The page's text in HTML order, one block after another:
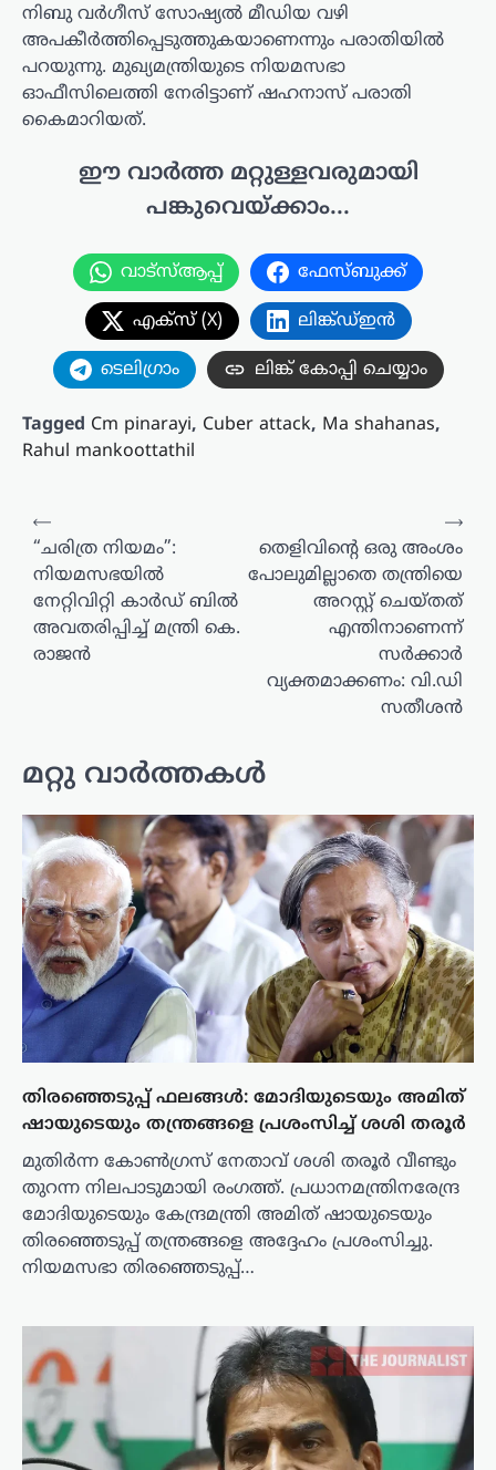
നിബു വർഗീസ് സോഷ്യൽ മീഡിയ വഴി
അപകീർത്തിപ്പെടുത്തുകയാണെന്നും പരാതിയിൽ
പറയുന്നു. മുഖ്യമന്ത്രിയുടെ നിയമസഭാ
ഓഫീസിലെത്തി നേരിട്ടാണ് ഷഹനാസ് പരാതി
കൈമാറിയത്.
ഈ വാർത്ത മറ്റുള്ളവരുമായി
പങ്കുവെയ്ക്കാം...
വാട്സ്ആപ്പ് ഫേസ്ബുക്ക്
എക്സ് (X) ലിങ്ക്ഡ്ഇൻ
ടെലിഗ്രാം ലിങ്ക് കോപ്പി ചെയ്യാം
Tagged Cm pinarayi, Cuber attack, Ma shahanas,
Rahul mankoottathil
പോസ്റ്റുകളിലൂടെ
⟵
“ചരിത്ര നിയമം”:
നിയമസഭയിൽ
നേറ്റിവിറ്റി കാർഡ് ബിൽ
അവതരിപ്പിച്ച് മന്ത്രി കെ.
രാജൻ
തെളിവിൻ്റെ ഒരു അംശം
പോലുമില്ലാതെ തന്ത്രിയെ
അറസ്റ്റ് ചെയ്തത്
എന്തിനാണെന്ന്
സർക്കാർ
വ്യക്തമാക്കണം: വി.ഡി
സതീശൻ
⟶
മറ്റു വാർത്തകൾ
തിരഞ്ഞെടുപ്പ് ഫലങ്ങൾ: മോദിയുടെയും അമിത്
ഷായുടെയും തന്ത്രങ്ങളെ പ്രശംസിച്ച് ശശി തരൂർ
മുതിർന്ന കോൺഗ്രസ് നേതാവ് ശശി തരൂർ വീണ്ടും
തുറന്ന നിലപാടുമായി രംഗത്ത്. പ്രധാനമന്ത്രിനരേന്ദ്ര
മോദിയുടെയും കേന്ദ്രമന്ത്രി അമിത് ഷായുടെയും
തിരഞ്ഞെടുപ്പ് തന്ത്രങ്ങളെ അദ്ദേഹം പ്രശംസിച്ചു.
നിയമസഭാ തിരഞ്ഞെടുപ്പ്…